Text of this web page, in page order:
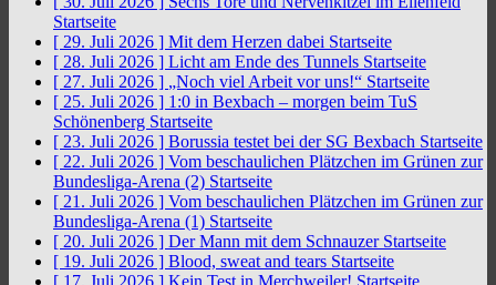
Startseite
[ 29. Juli 2026 ] Mit dem Herzen dabei Startseite
[ 28. Juli 2026 ] Licht am Ende des Tunnels Startseite
[ 27. Juli 2026 ] „Noch viel Arbeit vor uns!“ Startseite
[ 25. Juli 2026 ] 1:0 in Bexbach – morgen beim TuS
Schönenberg Startseite
[ 23. Juli 2026 ] Borussia testet bei der SG Bexbach Startseite
[ 22. Juli 2026 ] Vom beschaulichen Plätzchen im Grünen zur
Bundesliga-Arena (2) Startseite
[ 21. Juli 2026 ] Vom beschaulichen Plätzchen im Grünen zur
Bundesliga-Arena (1) Startseite
[ 20. Juli 2026 ] Der Mann mit dem Schnauzer Startseite
[ 19. Juli 2026 ] Blood, sweat and tears Startseite
[ 17. Juli 2026 ] Kein Test in Merchweiler! Startseite